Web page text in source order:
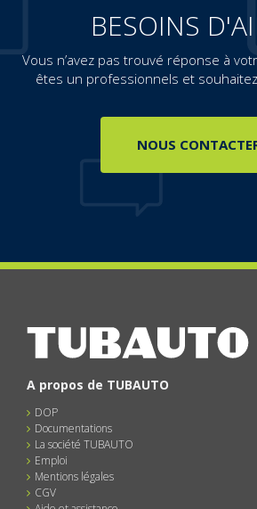
BESOINS
Vous n’avez pas trouvé réponse à
êtes un professionnels et
NOUS
A propos de TUBAUTO
DOP
Documentations
La société TUBAUTO
Emploi
Mentions légales
CGV